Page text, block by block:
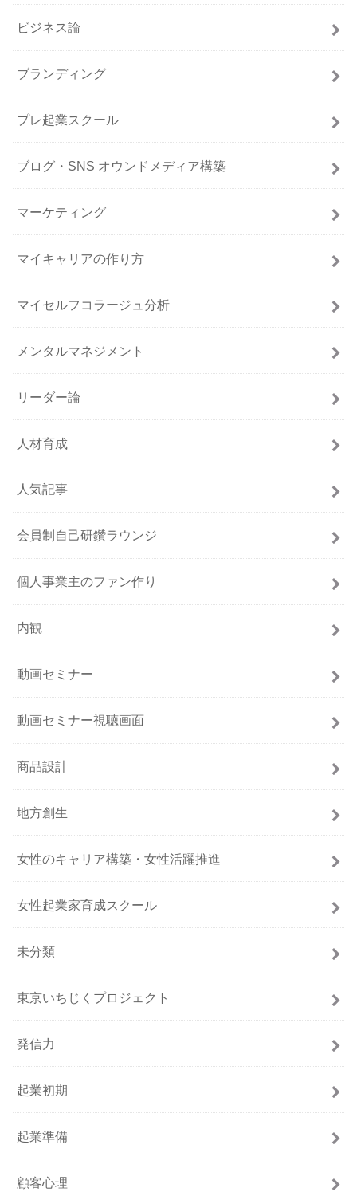
ビジネス論
ブランディング
プレ起業スクール
ブログ・SNS オウンドメディア構築
マーケティング
マイキャリアの作り方
マイセルフコラージュ分析
メンタルマネジメント
リーダー論
人材育成
人気記事
会員制自己研鑽ラウンジ
個人事業主のファン作り
内観
動画セミナー
動画セミナー視聴画面
商品設計
地方創生
女性のキャリア構築・女性活躍推進
女性起業家育成スクール
未分類
東京いちじくプロジェクト
発信力
起業初期
起業準備
顧客心理